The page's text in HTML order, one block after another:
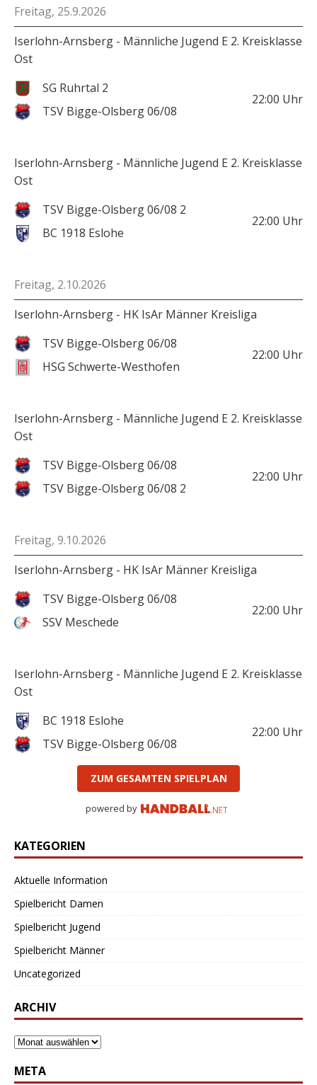
Freitag, 25.9.2026
Iserlohn-Arnsberg - Männliche Jugend E 2. Kreisklasse
Ost
SG Ruhrtal 2
TSV Bigge-Olsberg 06/08
22:00 Uhr
Iserlohn-Arnsberg - Männliche Jugend E 2. Kreisklasse
Ost
TSV Bigge-Olsberg 06/08 2
BC 1918 Eslohe
22:00 Uhr
Freitag, 2.10.2026
Iserlohn-Arnsberg - HK IsAr Männer Kreisliga
TSV Bigge-Olsberg 06/08
HSG Schwerte-Westhofen
22:00 Uhr
Iserlohn-Arnsberg - Männliche Jugend E 2. Kreisklasse
Ost
TSV Bigge-Olsberg 06/08
TSV Bigge-Olsberg 06/08 2
22:00 Uhr
Freitag, 9.10.2026
Iserlohn-Arnsberg - HK IsAr Männer Kreisliga
TSV Bigge-Olsberg 06/08
SSV Meschede
22:00 Uhr
Iserlohn-Arnsberg - Männliche Jugend E 2. Kreisklasse
Ost
BC 1918 Eslohe
TSV Bigge-Olsberg 06/08
22:00 Uhr
ZUM GESAMTEN SPIELPLAN
powered by
KATEGORIEN
Aktuelle Information
Spielbericht Damen
Spielbericht Jugend
Spielbericht Männer
Uncategorized
ARCHIV
META